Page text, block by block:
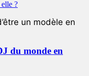
un modèle en
du monde en